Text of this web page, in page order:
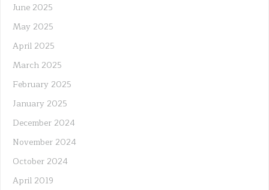
June 2025
May 2025
April 2025
March 2025
February 2025
January 2025
December 2024
November 2024
October 2024
April 2019